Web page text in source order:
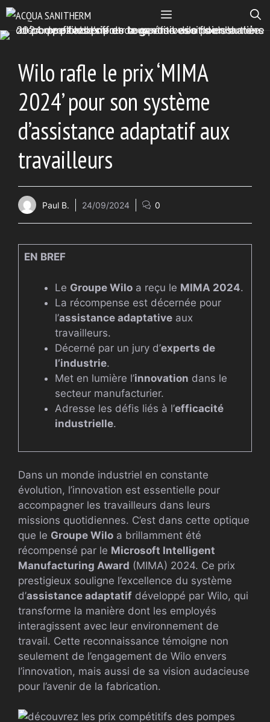
Aller
contenu
MENU
Wilo rafle le prix ‘MIMA
2024’ pour son système
d’assistance adaptatif aux
travailleurs
Paul B. 24/09/2024 0
EN BREF
Le Groupe Wiloa reçu le MIMA 2024.
La récompense est décernée pour
l’assistance adaptativeaux
travailleurs.
Décerné par un jury d’experts de
l’industrie.
Met en lumière l’innovation dans le
secteur manufacturier.
Adresse les défis liés à l’efficacité
industrielle.
Dans un monde industriel en constante
évolution, l’innovation est essentielle pour
accompagner les travailleurs dans leurs
missions quotidiennes. C’est dans cette optique
que le Groupe Wilo a brillamment été
récompensé par le Microsoft Intelligent
Manufacturing Award (MIMA) 2024. Ce prix
prestigieux souligne l’excellence du système
d’assistance adaptatif développé par Wilo, qui
transforme la manière dont les employés
interagissent avec leur environnement de
travail. Cette reconnaissance témoigne non
seulement de l’engagement de Wilo envers
l’innovation, mais aussi de sa vision audacieuse
pour l’avenir de la fabrication.